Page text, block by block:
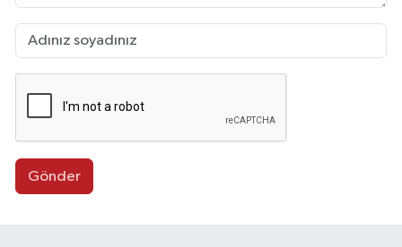
Gönder